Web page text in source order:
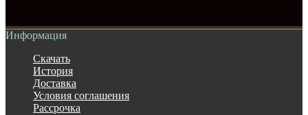
Информация
Скачать
История
Доставка
Условия соглашения
Рассрочка